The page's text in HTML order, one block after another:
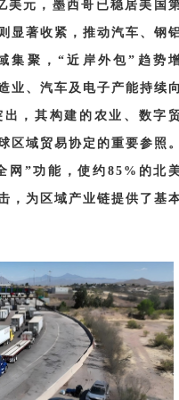
美元，墨西哥已稳居美国
显著收紧，推动汽车、钢
集聚，“近岸外包”趋势
业、汽车及电子产能持续
，其构建的农业、数字
区域贸易协定的重要参照
网”功能，使约85%的北
，为区域产业链提供了基